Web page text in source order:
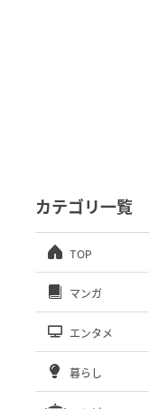
カテゴリ一覧
TOP
マンガ
エンタメ
暮らし